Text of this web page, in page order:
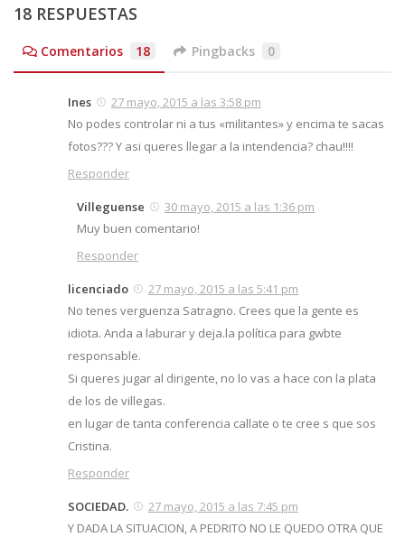
18 RESPUESTAS
Comentarios 18 Pingbacks 0
Ines
27 mayo, 2015 a las 3:58 pm
No podes controlar ni a tus «militantes» y encima te sacas
fotos??? Y asi queres llegar a la intendencia? chau!!!!
Responder
Villeguense
30 mayo, 2015 a las 1:36 pm
Muy buen comentario!
Responder
licenciado
27 mayo, 2015 a las 5:41 pm
No tenes verguenza Satragno. Crees que la gente es
idiota. Anda a laburar y deja.la política para gwbte
responsable.
Si queres jugar al dirigente, no lo vas a hace con la plata
de los de villegas.
en lugar de tanta conferencia callate o te cree s que sos
Cristina.
Responder
SOCIEDAD.
27 mayo, 2015 a las 7:45 pm
Y DADA LA SITUACION, A PEDRITO NO LE QUEDO OTRA QUE